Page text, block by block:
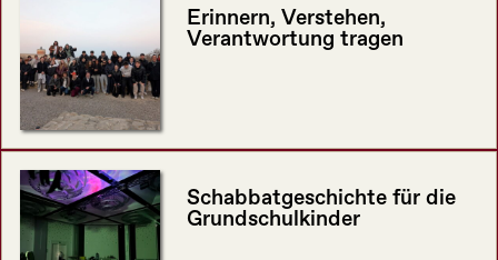
Erinnern, Verstehen,
Verantwortung tragen
Schabbatgeschichte für die
Grundschulkinder